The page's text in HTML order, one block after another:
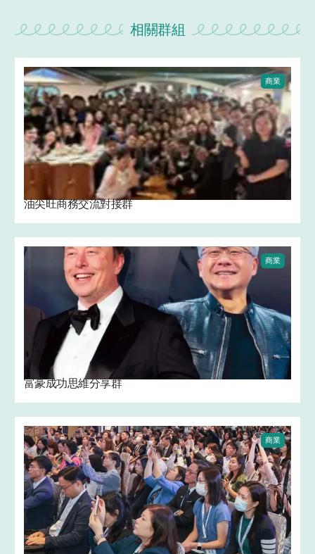
相關群組
商業
油尖旺商務交流對接群
商業
富豪成功思維分享群
商業